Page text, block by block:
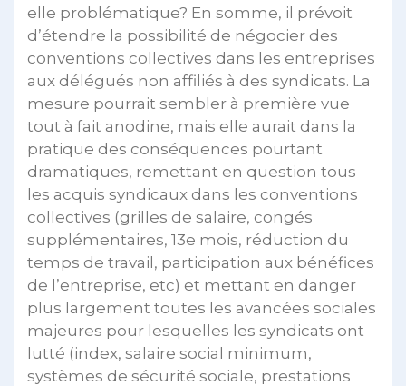
elle problématique? En somme, il prévoit
d’étendre la possibilité de négocier des
conventions collectives dans les entreprises
aux délégués non affiliés à des syndicats. La
mesure pourrait sembler à première vue
tout à fait anodine, mais elle aurait dans la
pratique des conséquences pourtant
dramatiques, remettant en question tous
les acquis syndicaux dans les conventions
collectives (grilles de salaire, congés
supplémentaires, 13e mois, réduction du
temps de travail, participation aux bénéfices
de l’entreprise, etc) et mettant en danger
plus largement toutes les avancées sociales
majeures pour lesquelles les syndicats ont
lutté (index, salaire social minimum,
systèmes de sécurité sociale, prestations